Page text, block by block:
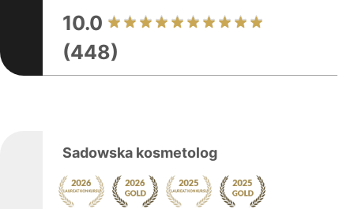
10.0
(448)
Sadowska kosmetolog